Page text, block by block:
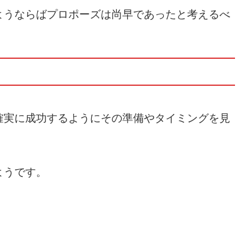
ならばプロポーズは尚早であったと考えるべ
に成功するようにその準備やタイミングを見
です。